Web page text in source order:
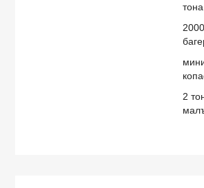
тона
2